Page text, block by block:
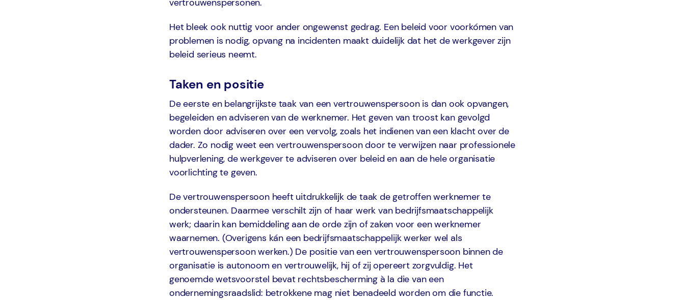
vertrouwenspersonen.
Het bleek ook nuttig voor ander ongewenst gedrag. Een beleid voor voorkómen van
problemen is nodig, opvang na incidenten maakt duidelijk dat het de werkgever zijn
beleid serieus neemt.
Taken en positie
De eerste en belangrijkste taak van een vertrouwenspersoon is dan ook opvangen,
begeleiden en adviseren van de werknemer. Het geven van troost kan gevolgd
worden door adviseren over een vervolg, zoals het indienen van een klacht over de
dader. Zo nodig weet een vertrouwenspersoon door te verwijzen naar professionele
hulpverlening, de werkgever te adviseren over beleid en aan de hele organisatie
voorlichting te geven.
De vertrouwenspersoon heeft uitdrukkelijk de taak de getroffen werknemer te
ondersteunen. Daarmee verschilt zijn of haar werk van bedrijfsmaatschappelijk
werk; daarin kan bemiddeling aan de orde zijn of zaken voor een werknemer
waarnemen. (Overigens kán een bedrijfsmaatschappelijk werker wel als
vertrouwenspersoon werken.) De positie van een vertrouwenspersoon binnen de
organisatie is autonoom en vertrouwelijk, hij of zij opereert zorgvuldig. Het
genoemde wetsvoorstel bevat rechtsbescherming à la die van een
ondernemingsraadslid: betrokkene mag niet benadeeld worden om die functie.